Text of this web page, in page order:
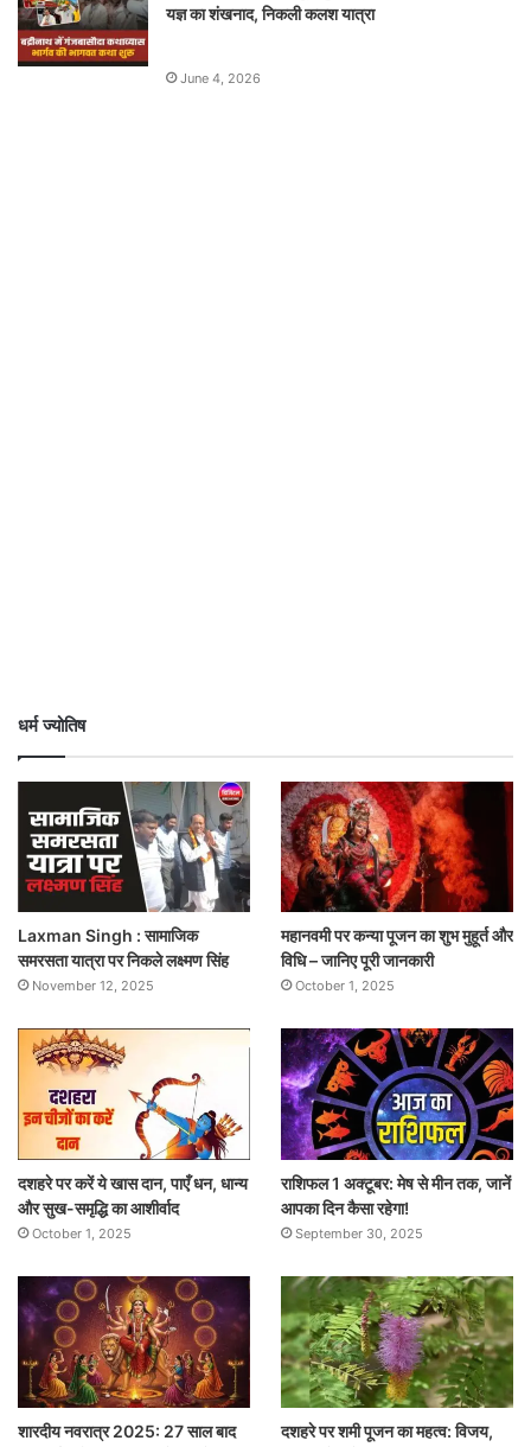
यज्ञ का शंखनाद, निकली कलश यात्रा
June 4, 2026
धर्म ज्योतिष
Laxman Singh : सामाजिक
समरसता यात्रा पर निकले लक्ष्मण सिंह
November 12, 2025
महानवमी पर कन्या पूजन का शुभ मुहूर्त और
विधि – जानिए पूरी जानकारी
October 1, 2025
दशहरे पर करें ये खास दान, पाएँ धन, धान्य
और सुख-समृद्धि का आशीर्वाद
October 1, 2025
राशिफल 1 अक्टूबर: मेष से मीन तक, जानें
आपका दिन कैसा रहेगा!
September 30, 2025
शारदीय नवरात्र 2025: 27 साल बाद
दशहरे पर शमी पूजन का महत्व: विजय,